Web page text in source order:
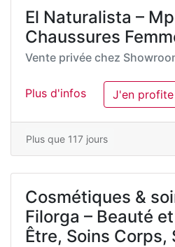
El Naturalista –
Chaussures
Vente privée chez
Plus d'infos J'en profite
Plus que 117 jours
Cosmétiques &
Filorga – Beauté
Être, Soins Corps,